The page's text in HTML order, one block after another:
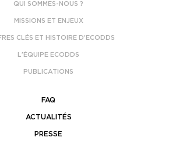
QUI SOMMES-NOUS ?
MISSIONS ET ENJEUX
CLÉS ET HISTOIRE D’ECODDS
L’ÉQUIPE ECODDS
PUBLICATIONS
FAQ
ACTUALITÉS
PRESSE